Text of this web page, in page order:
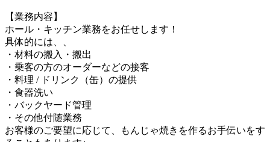
【業務内容】
ホール・キッチン業務をお任せします！
具体的には、、
・材料の搬入・搬出
・乗客の方のオーダーなどの接客
・料理 / ドリンク（缶）の提供
・食器洗い
・バックヤード管理
・その他付随業務
お客様のご要望に応じて、もんじゃ焼きを作るお手伝いをす